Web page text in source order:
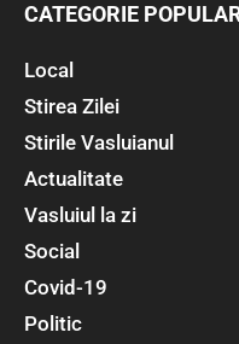
CATEGORIE
Local
Stirea Zilei
Stirile Vasluianul
Actualitate
Vasluiul la zi
Social
Covid-19
Politic